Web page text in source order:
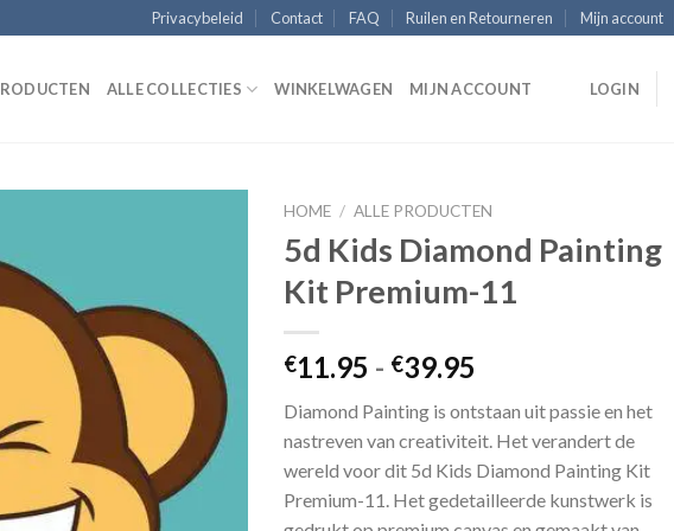
Privacybeleid Contact FAQ Ruilen en Retourneren Mijn account
ALLE COLLECTIES WINKELWAGEN MIJN ACCOUNT LOGIN
Add to
Wishlist
HOME / ALLE PRODUCTEN
5d Kids Diamond Painting
Kit Premium-11
€11.95 - €39.95
tot
€39.95
Diamond Painting is ontstaan ​​uit passie en het
nastreven van creativiteit. Het verandert de
wereld voor dit 5d Kids Diamond Painting Kit
Premium-11. Het gedetailleerde kunstwerk is